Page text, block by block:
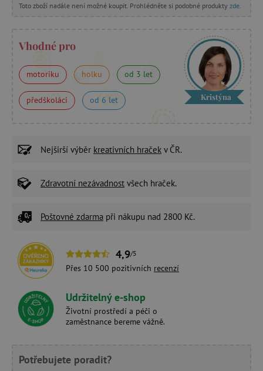
Toto zboží nadále není možné koupit. Prohlédněte si podobné produkty zde
Vhodné pro
motoriku holku od 3 let
předškoláci od 6 let Kristýna
Nejširší výběr kreativních hraček v ČR.
Zdravotní nezávadnost všech hraček.
Poštovné zdarma při nákupu nad 2800 Kč.
4,9/5
Přes 10 500 pozitivních recenzí
Udržitelný e-shop
Životní prostředí a péči o
zaměstnance bereme vážně.
Potřebujete poradit?